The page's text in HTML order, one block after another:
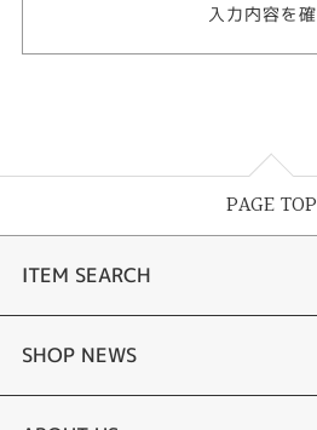
PAGE TOP
ITEM SEARCH
婚約指輪
SHOP NEWS